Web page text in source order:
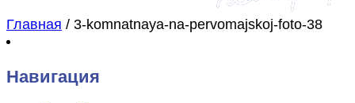
Главная / 3-komnatnaya-na-pervomajskoj-foto-38
Навигация